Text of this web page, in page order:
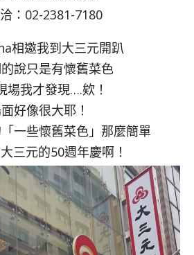
：02-2381-7180
相邀我到大三元開趴
說只是有懷舊菜色
場我才發現….欸！
好像很大耶！
一些懷舊菜色」那麼簡單
三元的50週年慶啊！